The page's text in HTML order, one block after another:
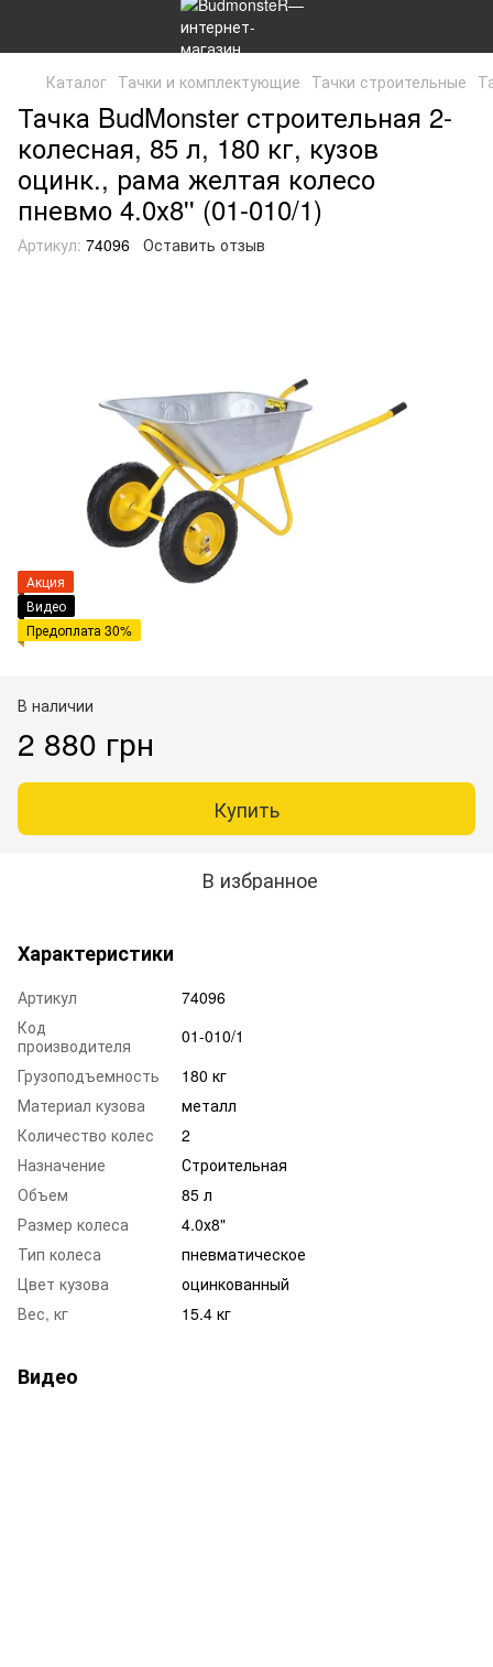
Каталог Тачки и комплектующие Тачки строительные
Тачка BudMonster строительная 2-
колесная, 85 л, 180 кг, кузов
оцинк., рама желтая колесо
пневмо 4.0х8'' (01-010/1)
Артикул: 74096 Оставить отзыв
Акция
Видео
Предоплата 30%
В наличии
2 880 грн
Купить
В избранное
Характеристики
Артикул
74096
Код
производителя
01-010/1
Грузоподъемность
180 кг
Материал кузова
металл
Количество колес
2
Назначение
Строительная
Объем
85 л
Размер колеса
4.0х8"
Тип колеса
пневматическое
Цвет кузова
оцинкованный
Вес, кг
15.4 кг
Видео